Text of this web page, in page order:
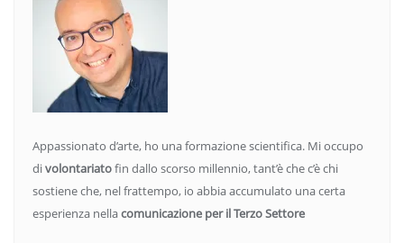
Appassionato d’arte, ho una formazione scientifica. Mi occupo
divolontariatofin dallo scorso millennio, tant’è che c’è chi
sostiene che, nel frattempo, io abbia accumulato una certa
esperienza nellacomunicazione per il Terzo Settore